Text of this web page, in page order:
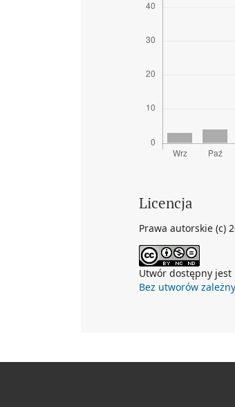
Licencja
Prawa autorskie (c)
Utwór dostępny jest
Bez utworów